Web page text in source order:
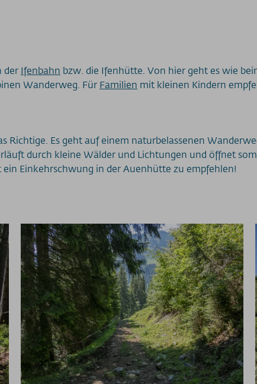
der Ifenbahn bzw. die Ifenhütte. Von hier geht es wie
Wanderweg. Für Familien mit kleinen Kindern
Richtige. Es geht auf einem naturbelassenen
durch kleine Wälder und Lichtungen und öffnet
ein Einkehrschwung in der Auenhütte zu empfehlen!